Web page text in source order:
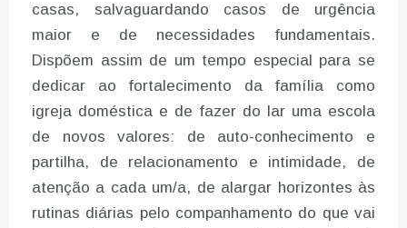
casas, salvaguardando casos de urgência
maior e de necessidades fundamentais.
Dispõem assim de um tempo especial para se
dedicar ao fortalecimento da família como
igreja doméstica e de fazer do lar uma escola
de novos valores: de auto-conhecimento e
partilha, de relacionamento e intimidade, de
atenção a cada um/a, de alargar horizontes às
rutinas diárias pelo companhamento do que vai